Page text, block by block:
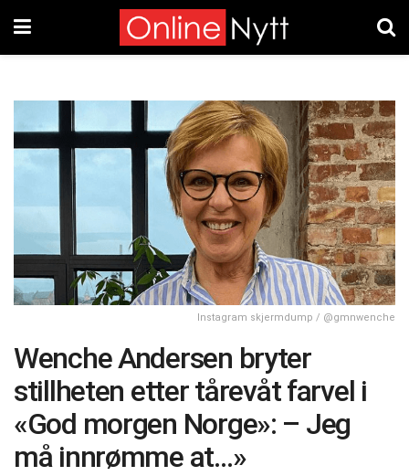
Instagram skjermdump / @gmnwenche
Wenche Andersen bryter
stillheten etter tårevåt farvel i
«God morgen Norge»: – Jeg
må innrømme at…»